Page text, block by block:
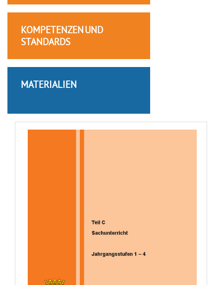
KOMPETENZEN UND
STANDARDS
MATERIALIEN